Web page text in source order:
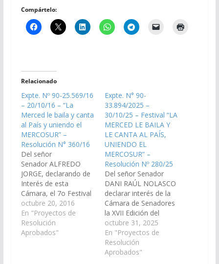
Compártelo:
Relacionado
Expte. Nº 90-25.569/16
– 20/10/16 – “La
Merced le baila y canta
al País y uniendo el
MERCOSUR” –
Resolución N° 360/16
Del señor
Senador ALFREDO
JORGE, declarando de
Interés de esta
Cámara, el 7o Festival
del día de la Tradición
y el 4o Encuentro
Nacional de Danzas
Folklóricas Argentinas
octubre 20, 2016
En "Proyectos de
Resolución
Aprobados"
Expte. N° 90-
33.894/2025 –
30/10/25 – Festival “LA
MERCED LE BAILA Y
LE CANTA AL PAÍS,
UNIENDO EL
MERCOSUR” –
Resolución Nº 280/25
Del señor Senador
DANI RAÚL NOLASCO
declarar interés de la
Cámara de Senadores
la XVII Edición del
Festival por el día de la
Tradición "LA MERCED
LE BAILA Y LE CANTA
AL PAÍS, UNIENDO EL
octubre 31, 2025
En "Proyectos de
Resolución
Aprobados"